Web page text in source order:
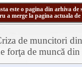
este o pagina din arhiva
a merge la pagina actuala
de muncitori
forţa de muncă